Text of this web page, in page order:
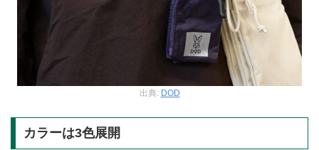
出典: DOD
カラーは3色展開